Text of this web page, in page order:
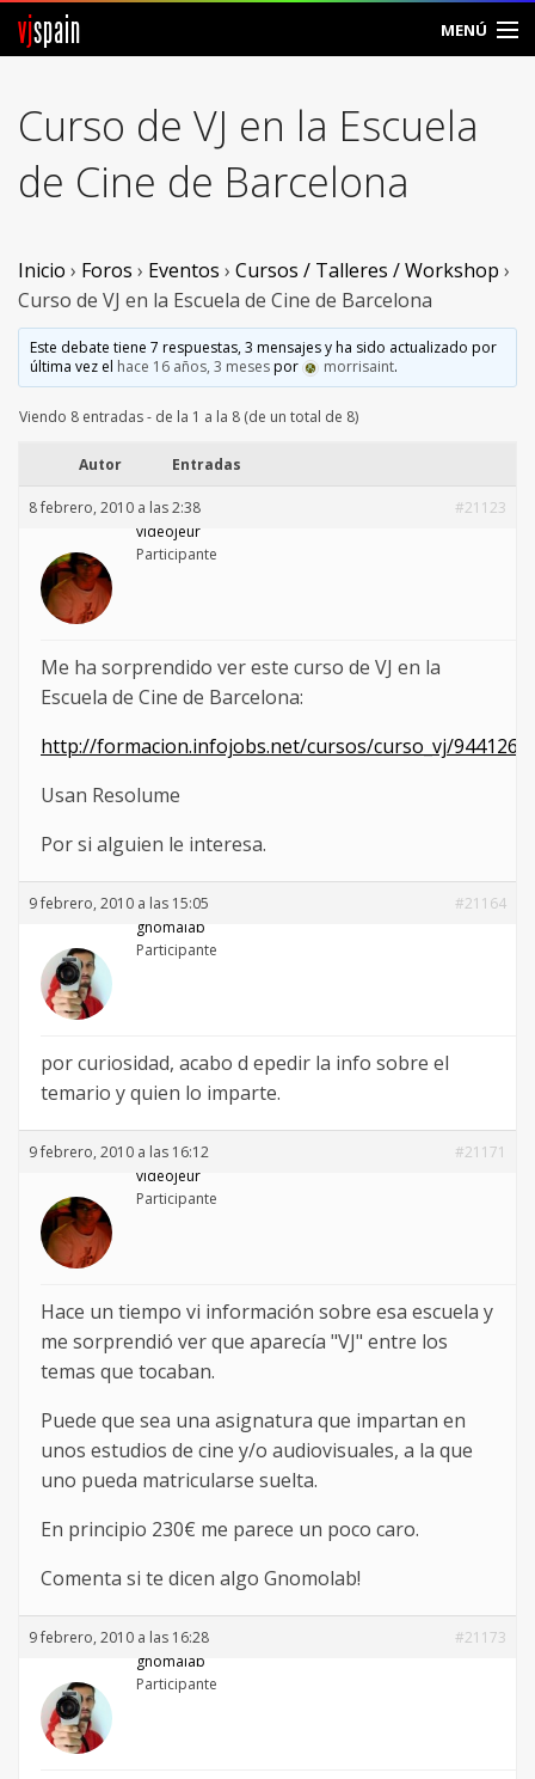
vjspain MENÚ
Foros
Noticias
Vjspain
Ayuda
Contacto
Entrar
Curso de VJ en la Escuela
de Cine de Barcelona
Inicio › Foros › Eventos › Cursos / Talleres / Workshop ›
Curso de VJ en la Escuela de Cine de Barcelona
Este debate tiene 7 respuestas, 3 mensajes y ha sido actualizado por
última vez el hace 16 años, 3 mesespor morrisaint.
Viendo 8 entradas - de la 1 a la 8 (de un total de 8)
Autor Entradas
8 febrero, 2010 a las 2:38
#21123
videojeur
Participante
Me ha sorprendido ver este curso de VJ en la
Escuela de Cine de Barcelona:
http://formacion.infojobs.net/cursos/curso_vj/9441262
Usan Resolume
Por si alguien le interesa.
9 febrero, 2010 a las 15:05
#21164
gnomalab
Participante
por curiosidad, acabo d epedir la info sobre el
temario y quien lo imparte.
9 febrero, 2010 a las 16:12
#21171
videojeur
Participante
Hace un tiempo vi información sobre esa escuela y
me sorprendió ver que aparecía "VJ" entre los
temas que tocaban.
Puede que sea una asignatura que impartan en
unos estudios de cine y/o audiovisuales, a la que
uno pueda matricularse suelta.
En principio 230€ me parece un poco caro.
Comenta si te dicen algo Gnomolab!
9 febrero, 2010 a las 16:28
#21173
gnomalab
Participante